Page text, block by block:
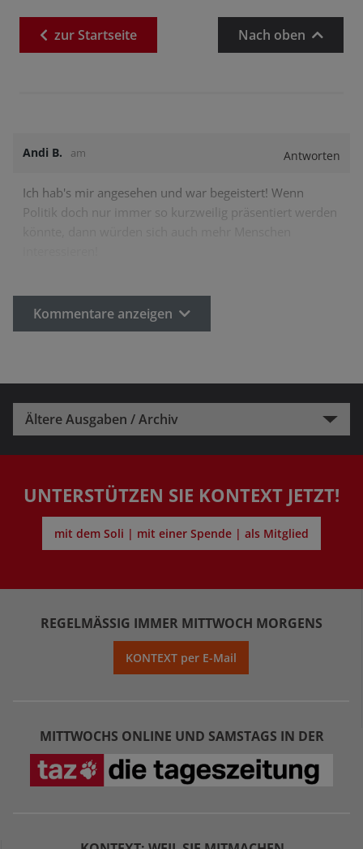
zurStartseite Nach oben
Andi B. am Antworten
Ich hab's mir angesehen und war begeistert! Wenn
Politik doch nur immer so kurzweilig präsentiert werden
Kommentare anzeigen
Ältere Ausgaben / Archiv
UNTERSTÜTZEN SIE KONTEXT JETZT!
mit dem Soli | mit einer Spende | als Mitglied
REGELMÄSSIG IMMER MITTWOCH MORGENS
KONTEXT per E-Mail
MITTWOCHS ONLINE UND SAMSTAGS IN DER